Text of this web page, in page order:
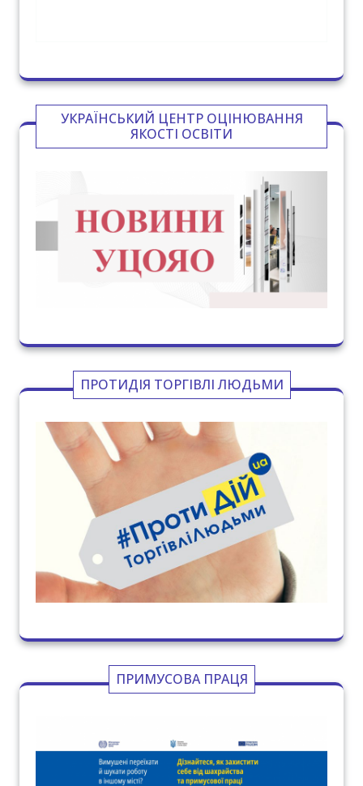
УКРАЇНСЬКИЙ ЦЕНТР ОЦІНЮВАННЯ
ЯКОСТІ ОСВІТИ
ПРОТИДІЯ ТОРГІВЛІ ЛЮДЬМИ
ПРИМУСОВА ПРАЦЯ